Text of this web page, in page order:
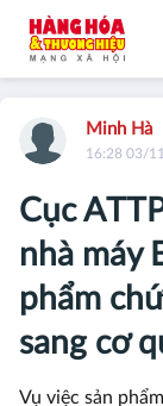
Cục
nhà máy
phẩm
sang cơ
Vụ việc sản
Minh Hà
16:28 03/